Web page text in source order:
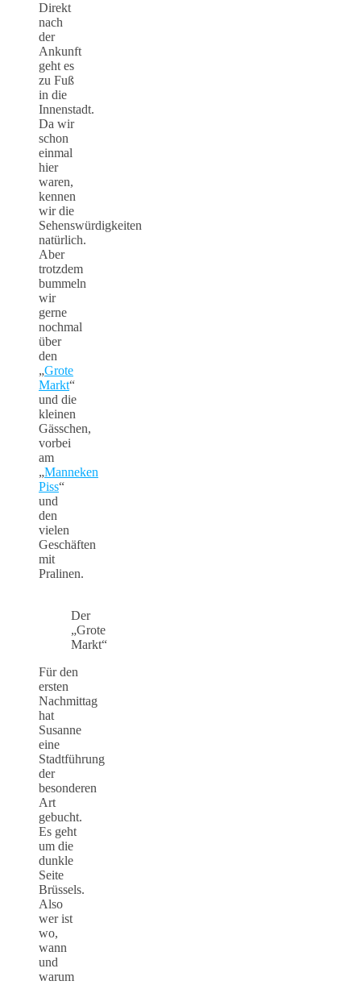
Direkt
nach
der
Ankunft
geht es
zu Fuß
in die
Innenstadt.
Da wir
schon
einmal
hier
waren,
kennen
wir die
Sehenswürdigkeiten
natürlich.
Aber
trotzdem
bummeln
wir
gerne
nochmal
über
den
„Grote
Markt“
und die
kleinen
Gässchen,
vorbei
am
„Manneken
Piss“
und
den
vielen
Geschäften
mit
Pralinen.
Der
„Grote
Markt“
Für den
ersten
Nachmittag
hat
Susanne
eine
Stadtführung
der
besonderen
Art
gebucht.
Es geht
um die
dunkle
Seite
Brüssels.
Also
wer ist
wo,
wann
und
warum